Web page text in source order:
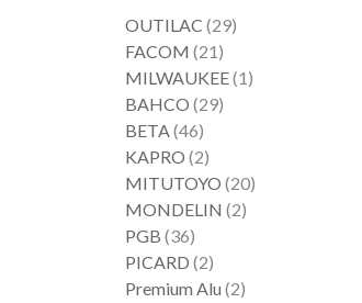
OUTILAC (29)
FACOM (21)
MILWAUKEE(1)
BAHCO (29)
BETA(46)
KAPRO (2)
MITUTOYO (20)
MONDELIN (2)
PGB (36)
PICARD (2)
Premium Alu (2)